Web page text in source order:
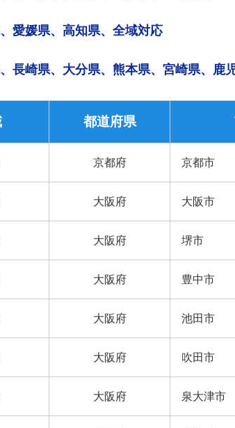
愛媛県、高知県、全域対応
長崎県、大分県、熊本県、宮崎県、鹿
都道府県
京都府 京都市
大阪府 大阪市
大阪府 堺市
大阪府 豊中市
大阪府 池田市
大阪府 吹田市
大阪府 泉大津市